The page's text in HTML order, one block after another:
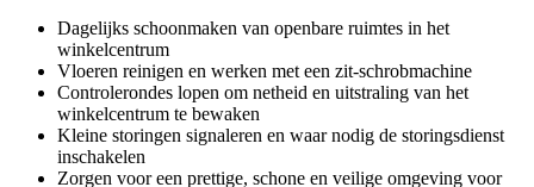
Dagelijks schoonmaken van openbare ruimtes in het
winkelcentrum
Vloeren reinigen en werken met een zit-schrobmachine
Controlerondes lopen om netheid en uitstraling van het
winkelcentrum te bewaken
Kleine storingen signaleren en waar nodig de storingsdienst
inschakelen
Zorgen voor een prettige, schone en veilige omgeving voor